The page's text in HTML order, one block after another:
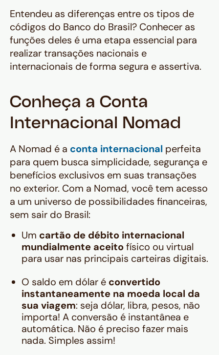
Entendeu as diferenças entre os tipos de
códigos do Banco do Brasil? Conhecer as
funções deles é uma etapa essencial para
realizar transações nacionais e
internacionais de forma segura e assertiva.
Conheça a Conta
Internacional Nomad
A Nomad é a conta internacional perfeita
para quem busca simplicidade, segurança e
benefícios exclusivos em suas transações
no exterior. Com a Nomad, você tem acesso
a um universo de possibilidades financeiras,
sem sair do Brasil:
Um cartão de débito internacional
mundialmente aceitofísico ou virtual
para usar nas principais carteiras digitais.
O saldo em dólar é convertido
instantaneamente na moeda local da
sua viagem: seja dólar, libra, pesos, não
importa! A conversão é instantânea e
automática. Não é preciso fazer mais
nada. Simples assim!